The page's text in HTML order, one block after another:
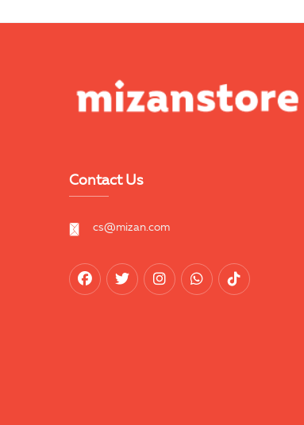
Contact Us
cs@mizan.com